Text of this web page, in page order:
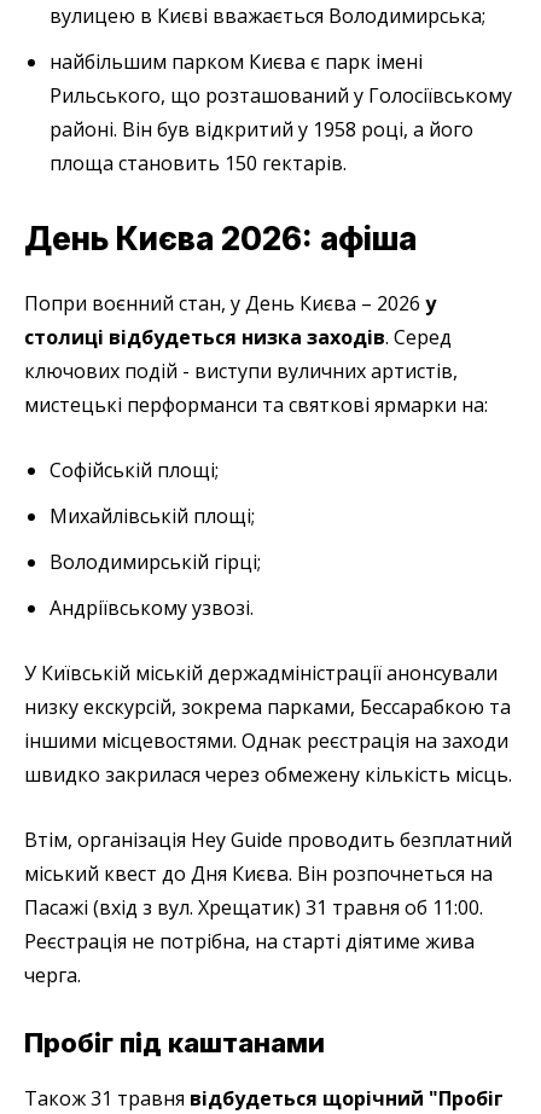
вулицею в Києві вважається Володимирська;
найбільшим парком Києва є парк імені
Рильського, що розташований у Голосіївському
районі. Він був відкритий у 1958 році, а його
площа становить 150 гектарів.
День Києва 2026: афіша
Попри воєнний стан, у День Києва – 2026 у
столиці відбудеться низка заходів. Серед
ключових подій - виступи вуличних артистів,
мистецькі перформанси та святкові ярмарки на:
Софійській площі;
Михайлівській площі;
Володимирській гірці;
Андріївському узвозі.
У Київській міській держадміністрації анонсували
низку екскурсій, зокрема парками, Бессарабкою та
іншими місцевостями. Однак реєстрація на заходи
швидко закрилася через обмежену кількість місць.
Втім, організація Hey Guide проводить безплатний
міський квест до Дня Києва. Він розпочнеться на
Пасажі (вхід з вул. Хрещатик) 31 травня об 11:00.
Реєстрація не потрібна, на старті діятиме жива
черга.
Пробіг під каштанами
Також 31 травня відбудеться щорічний "Пробіг